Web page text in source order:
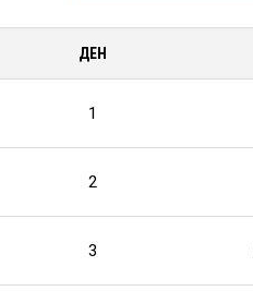
ДЕН
1
2
3